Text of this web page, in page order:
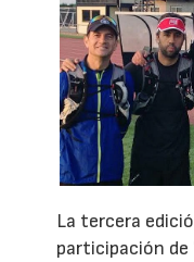
La tercera
participación de